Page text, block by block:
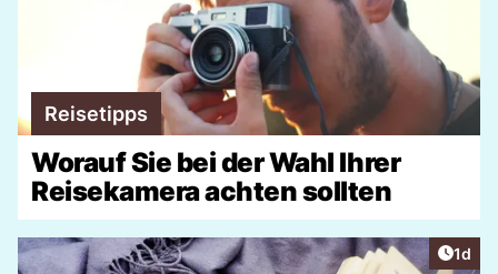
Reisetipps
Worauf Sie bei der Wahl Ihrer
Reisekamera achten sollten
1d